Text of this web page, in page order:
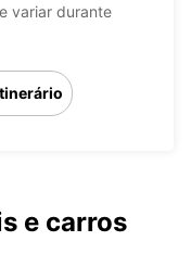
variar durante
e carros